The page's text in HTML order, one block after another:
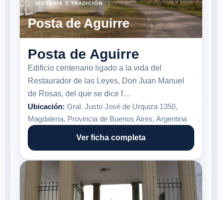
HISTORIA Y TRADICIÓN
Posta de Aguirre
Posta de Aguirre
Edificio centenario ligado a la vida del
Restaurador de las Leyes, Don Juan Manuel
de Rosas, del que se dice f…
Ubicación: Gral. Justo José de Urquiza 1350,
Magdalena, Provincia de Buenos Aires, Argentina
Ver ficha completa